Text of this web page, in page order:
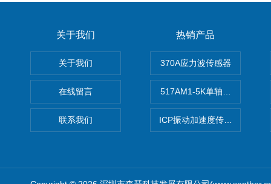
关于我们
关于我们
在线留言
联系我们
热销产品
370A应力波传感器
517AM1-5K单轴冲击IEPE加
ICP振动加速度传感器